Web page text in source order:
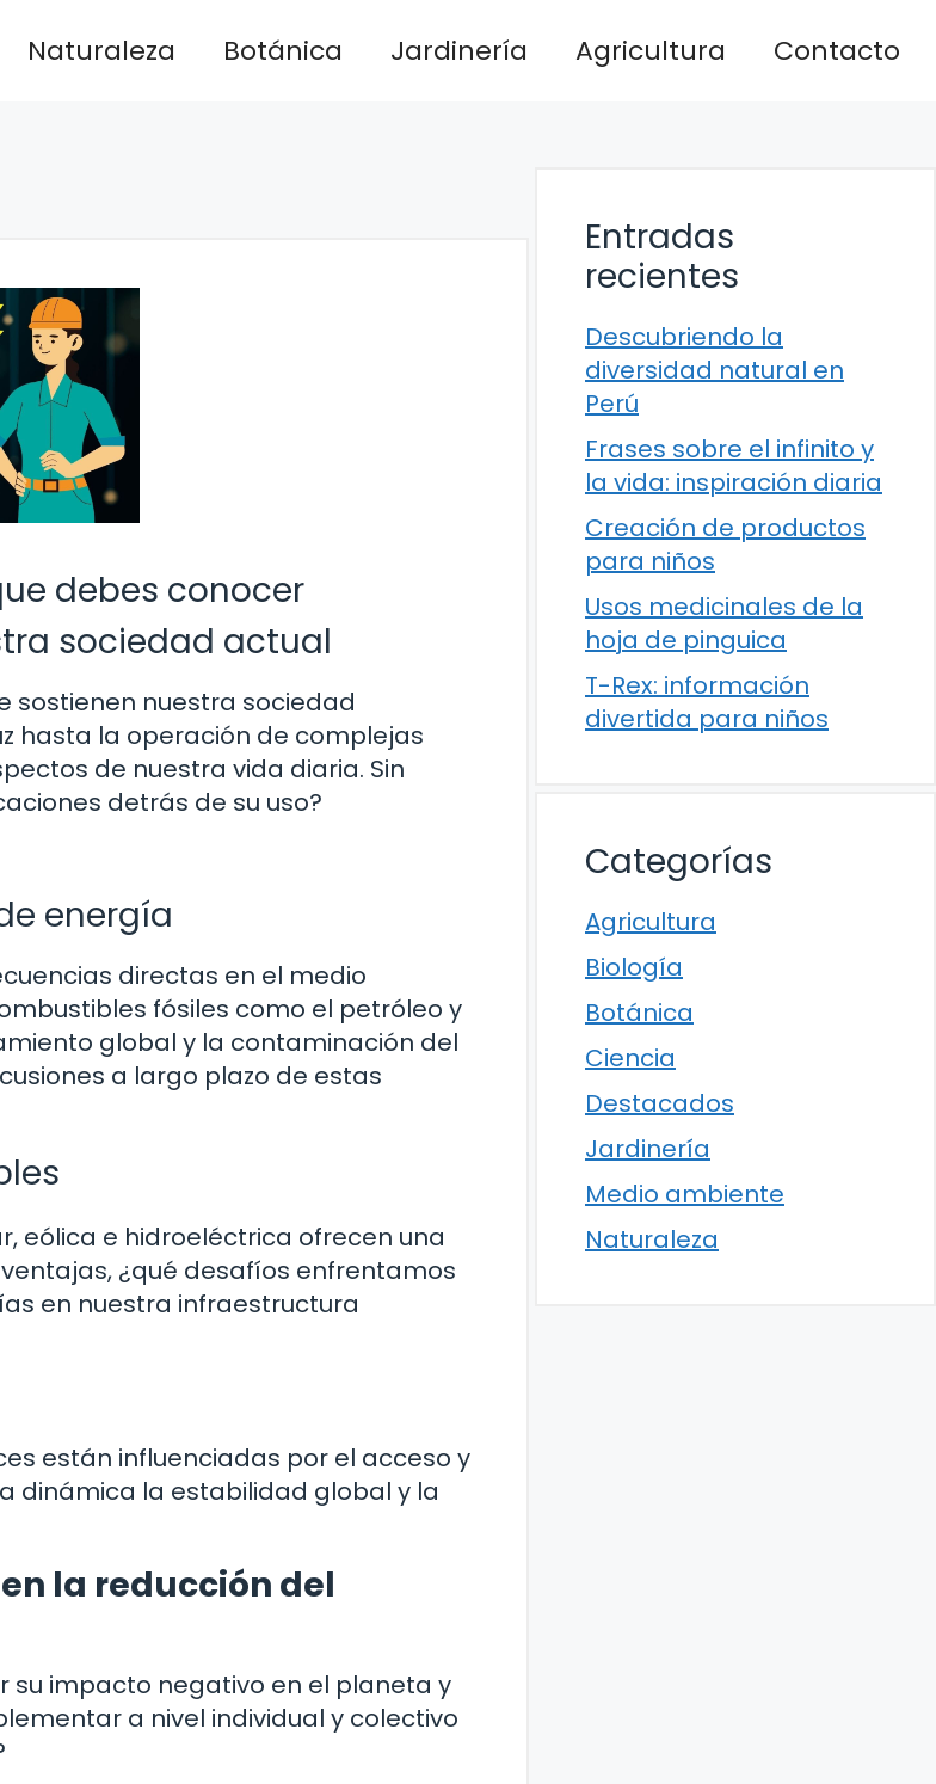
Naturaleza Botánica Jardinería Agricultura Contacto
debes conocer
sociedad actual
sostienen nuestra sociedad
hasta la operación de complejas
de nuestra vida diaria. Sin
detrás de su uso?
energía
directas en el medio
fósiles como el petróleo y
global y la contaminación del
a largo plazo de estas
eólica e hidroeléctrica ofrecen una
¿qué desafíos enfrentamos
en nuestra infraestructura
están influenciadas por el acceso y
dinámica la estabilidad global y la
la reducción del
su impacto negativo en el planeta y
a nivel individual y colectivo
Entradas
recientes
Descubriendo la
diversidad natural en
Perú
Frases sobre el infinito y
la vida: inspiración diaria
Creación de productos
para niños
Usos medicinales de la
hoja de pinguica
T-Rex: información
divertida para niños
Categorías
Agricultura
Biología
Botánica
Ciencia
Destacados
Jardinería
Medio ambiente
Naturaleza